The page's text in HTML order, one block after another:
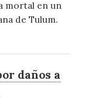
mortal en un
de Tulum.
daños a